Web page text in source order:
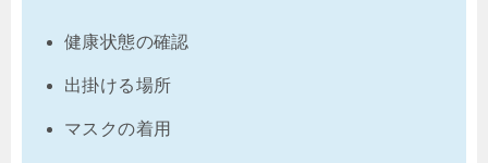
健康状態の確認
出掛ける場所
マスクの着用